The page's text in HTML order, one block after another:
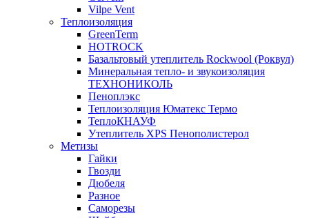
Vilpe Vent
Теплоизоляция
GreenTerm
HOTROCK
Базальтовый утеплитель Rockwool (Роквул)
Минеральная тепло- и звукоизоляция
ТЕХНОНИКОЛЬ
Пеноплэкс
Теплоизоляция Юматекс Термо
ТеплоКНАУФ
Утеплитель XPS Пенополистерол
Метизы
Гайки
Гвозди
Дюбеля
Разное
Саморезы